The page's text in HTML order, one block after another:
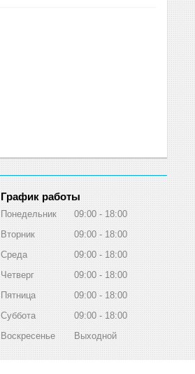
График работы
Понедельник 09:00
18:00
Вторник
09:00
18:00
Среда
09:00
18:00
Четверг
09:00
18:00
Пятница
09:00
18:00
Суббота
09:00
18:00
Воскресенье
Выходной